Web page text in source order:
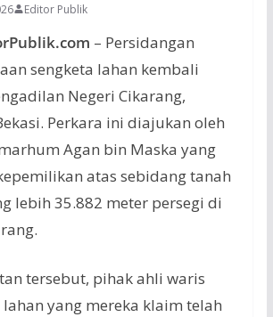
Editor Publik
– Persidangan
sengketa lahan kembali
Negeri Cikarang,
Perkara ini diajukan oleh
Agan bin Maska yang
atas sebidang tanah
lebih 35.882 meter persegi di
tersebut, pihak ahli waris
yang mereka klaim telah